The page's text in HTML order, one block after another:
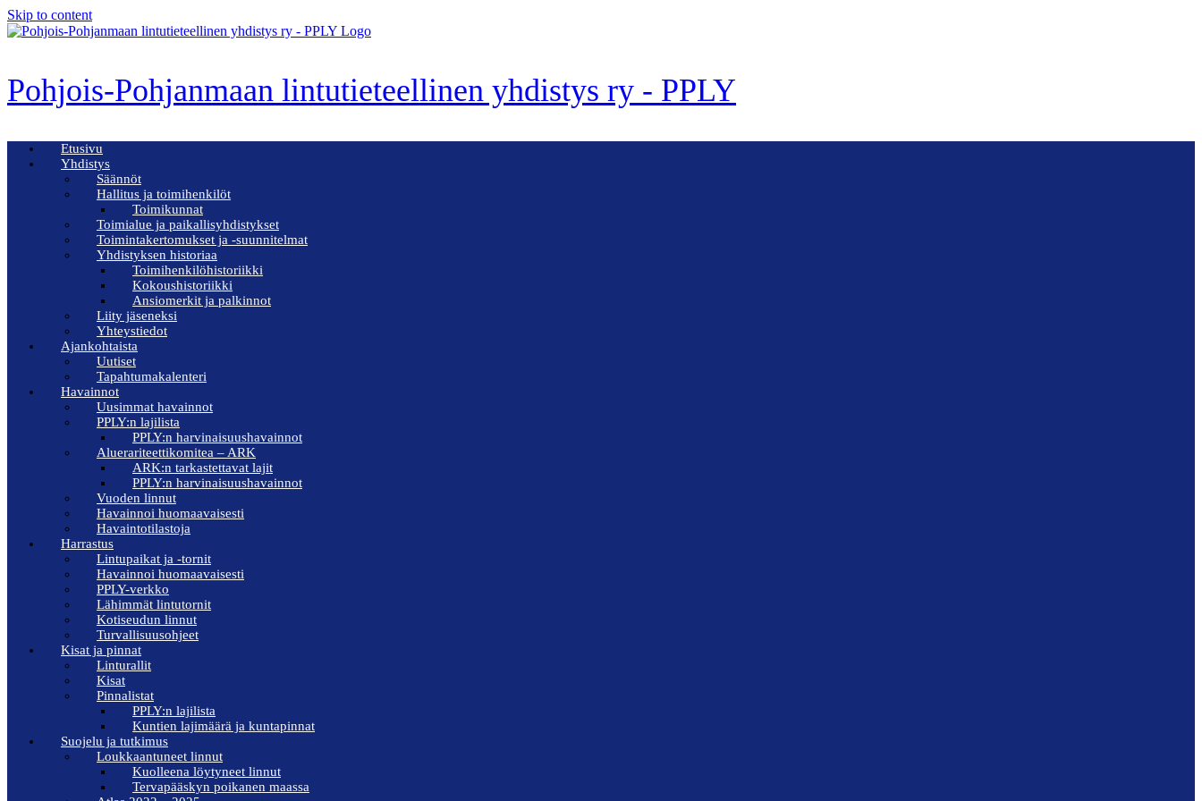
Skip to content
Pohjois-Pohjanmaan lintutieteellinen yhdistys ry - PPLY
Etusivu
Yhdistys
Säännöt
Hallitus ja toimihenkilöt
Toimikunnat
Toimialue ja paikallisyhdistykset
Toimintakertomukset ja -suunnitelmat
Yhdistyksen historiaa
Toimihenkilöhistoriikki
Kokoushistoriikki
Ansiomerkit ja palkinnot
Liity jäseneksi
Yhteystiedot
Ajankohtaista
Uutiset
Tapahtumakalenteri
Havainnot
Uusimmat havainnot
PPLY:n lajilista
PPLY:n harvinaisuushavainnot
Aluerariteettikomitea – ARK
ARK:n tarkastettavat lajit
PPLY:n harvinaisuushavainnot
Vuoden linnut
Havainnoi huomaavaisesti
Havaintotilastoja
Harrastus
Lintupaikat ja -tornit
Havainnoi huomaavaisesti
PPLY-verkko
Lähimmät lintutornit
Kotiseudun linnut
Turvallisuusohjeet
Kisat ja pinnat
Linturallit
Kisat
Pinnalistat
PPLY:n lajilista
Kuntien lajimäärä ja kuntapinnat
Suojelu ja tutkimus
Loukkaantuneet linnut
Kuolleena löytyneet linnut
Tervapääskyn poikanen maassa